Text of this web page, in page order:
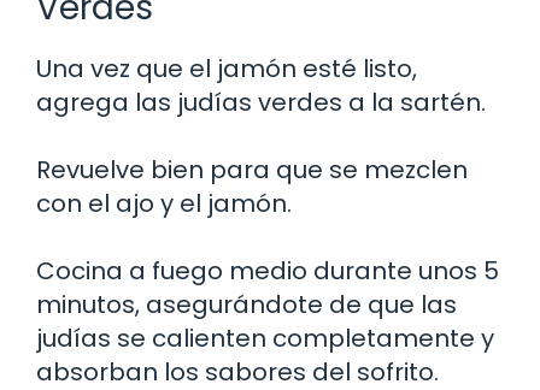
Una vez que el jamón esté listo,
agrega las judías verdes a la sartén.
Revuelve bien para que se mezclen
con el ajo y el jamón.
Cocina a fuego medio durante unos 5
minutos, asegurándote de que las
judías se calienten completamente y
absorban los sabores del sofrito.